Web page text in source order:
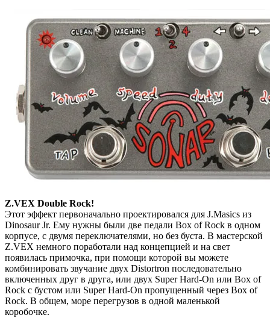
Z.VEX Double Rock!
Этот эффект первоначально проектировался для J.Masics из
Dinosaur Jr. Ему нужны были две педали Box of Rock в одном
корпусе, с двумя переключателями, но без буста. В мастерской
Z.VEX немного поработали над концепцией и на свет
появилась примочка, при помощи которой вы можете
комбинировать звучание двух Distortron последовательно
включенных друг в друга, или двух Super Hard-On или Box of
Rock с бустом или Super Hard-On пропущенный через Box of
Rock. В общем, море перегрузов в одной маленькой
коробочке.